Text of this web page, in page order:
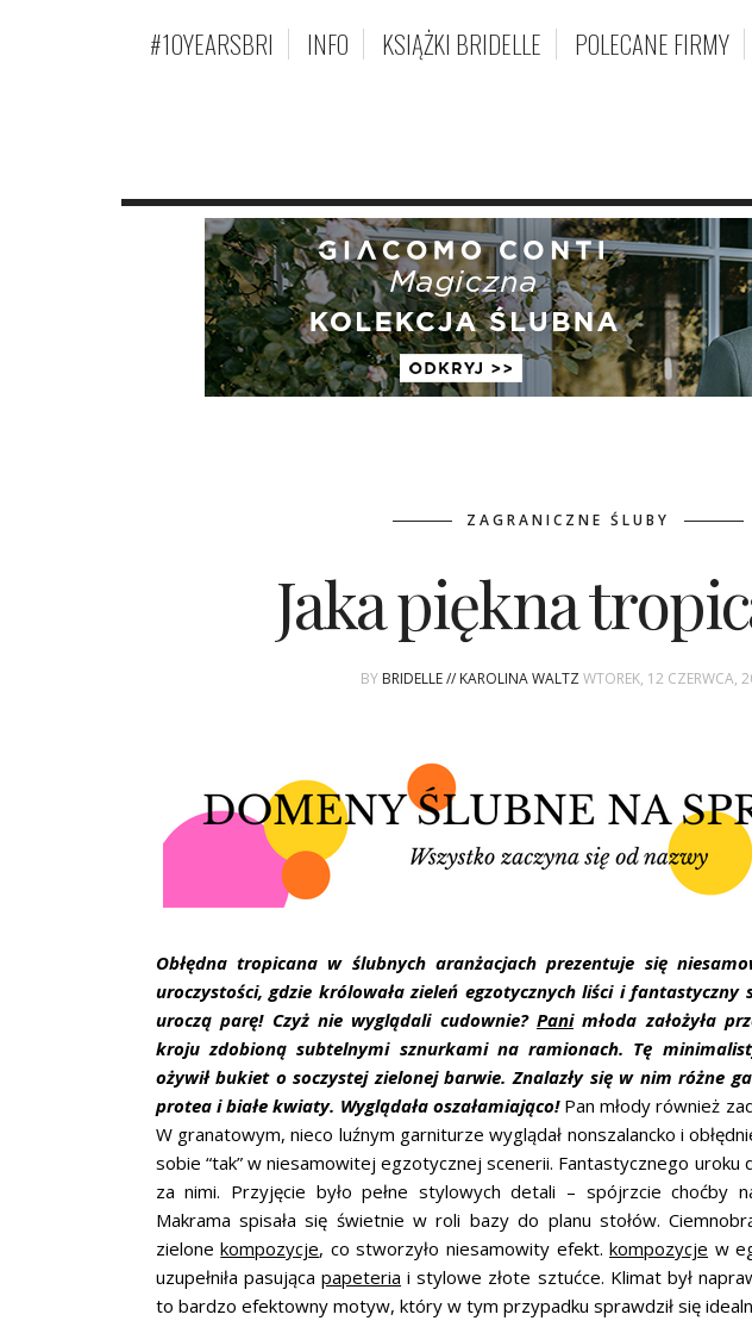
#10YEARSBRI INFO KSIĄŻKI BRIDELLE POLECANE FIRMY
ZAGRANICZNE ŚLUBY
Jaka piękna
BY BRIDELLE // KAROLINA WALTZWTOREK, 12 CZERWCA,
Obłędna tropicana w ślubnych aranżacjach prezentuje się
uroczystości, gdzie królowała zieleń egzotycznych liści i fantastyczny
uroczą parę! Czyż nie wyglądali cudownie? Panimłoda założyła
kroju zdobioną subtelnymi sznurkami na ramionach. Tę
ożywił bukiet o soczystej zielonej barwie. Znalazły się w nim różne
protea i białe kwiaty. Wyglądała oszałamiająco! Pan młody również
W granatowym, nieco luźnym garniturze wyglądał nonszalancko i
sobie “tak” w niesamowitej egzotycznej scenerii. Fantastycznego uroku
za nimi. Przyjęcie było pełne stylowych detali – spójrzcie choćby
Makrama spisała się świetnie w roli bazy do planu stołów.
zielonekompozycje, co stworzyło niesamowity efekt.kompozycje w
uzupełniła pasującapapeteria i stylowe złote sztućce. Klimat był
to bardzo efektowny motyw, który w tym przypadku sprawdził się